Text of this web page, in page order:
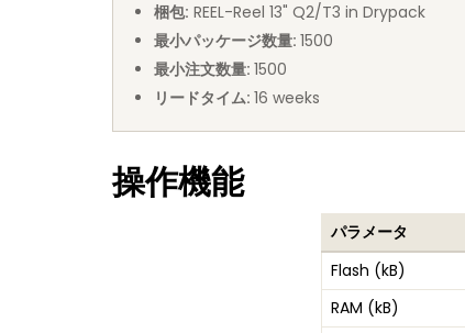
梱包: REEL-Reel 13" Q2/T3 in Drypack
最小パッケージ数量: 1500
最小注文数量: 1500
リードタイム: 16 weeks
操作機能
パラメータ
Flash (kB)
RAM (kB)